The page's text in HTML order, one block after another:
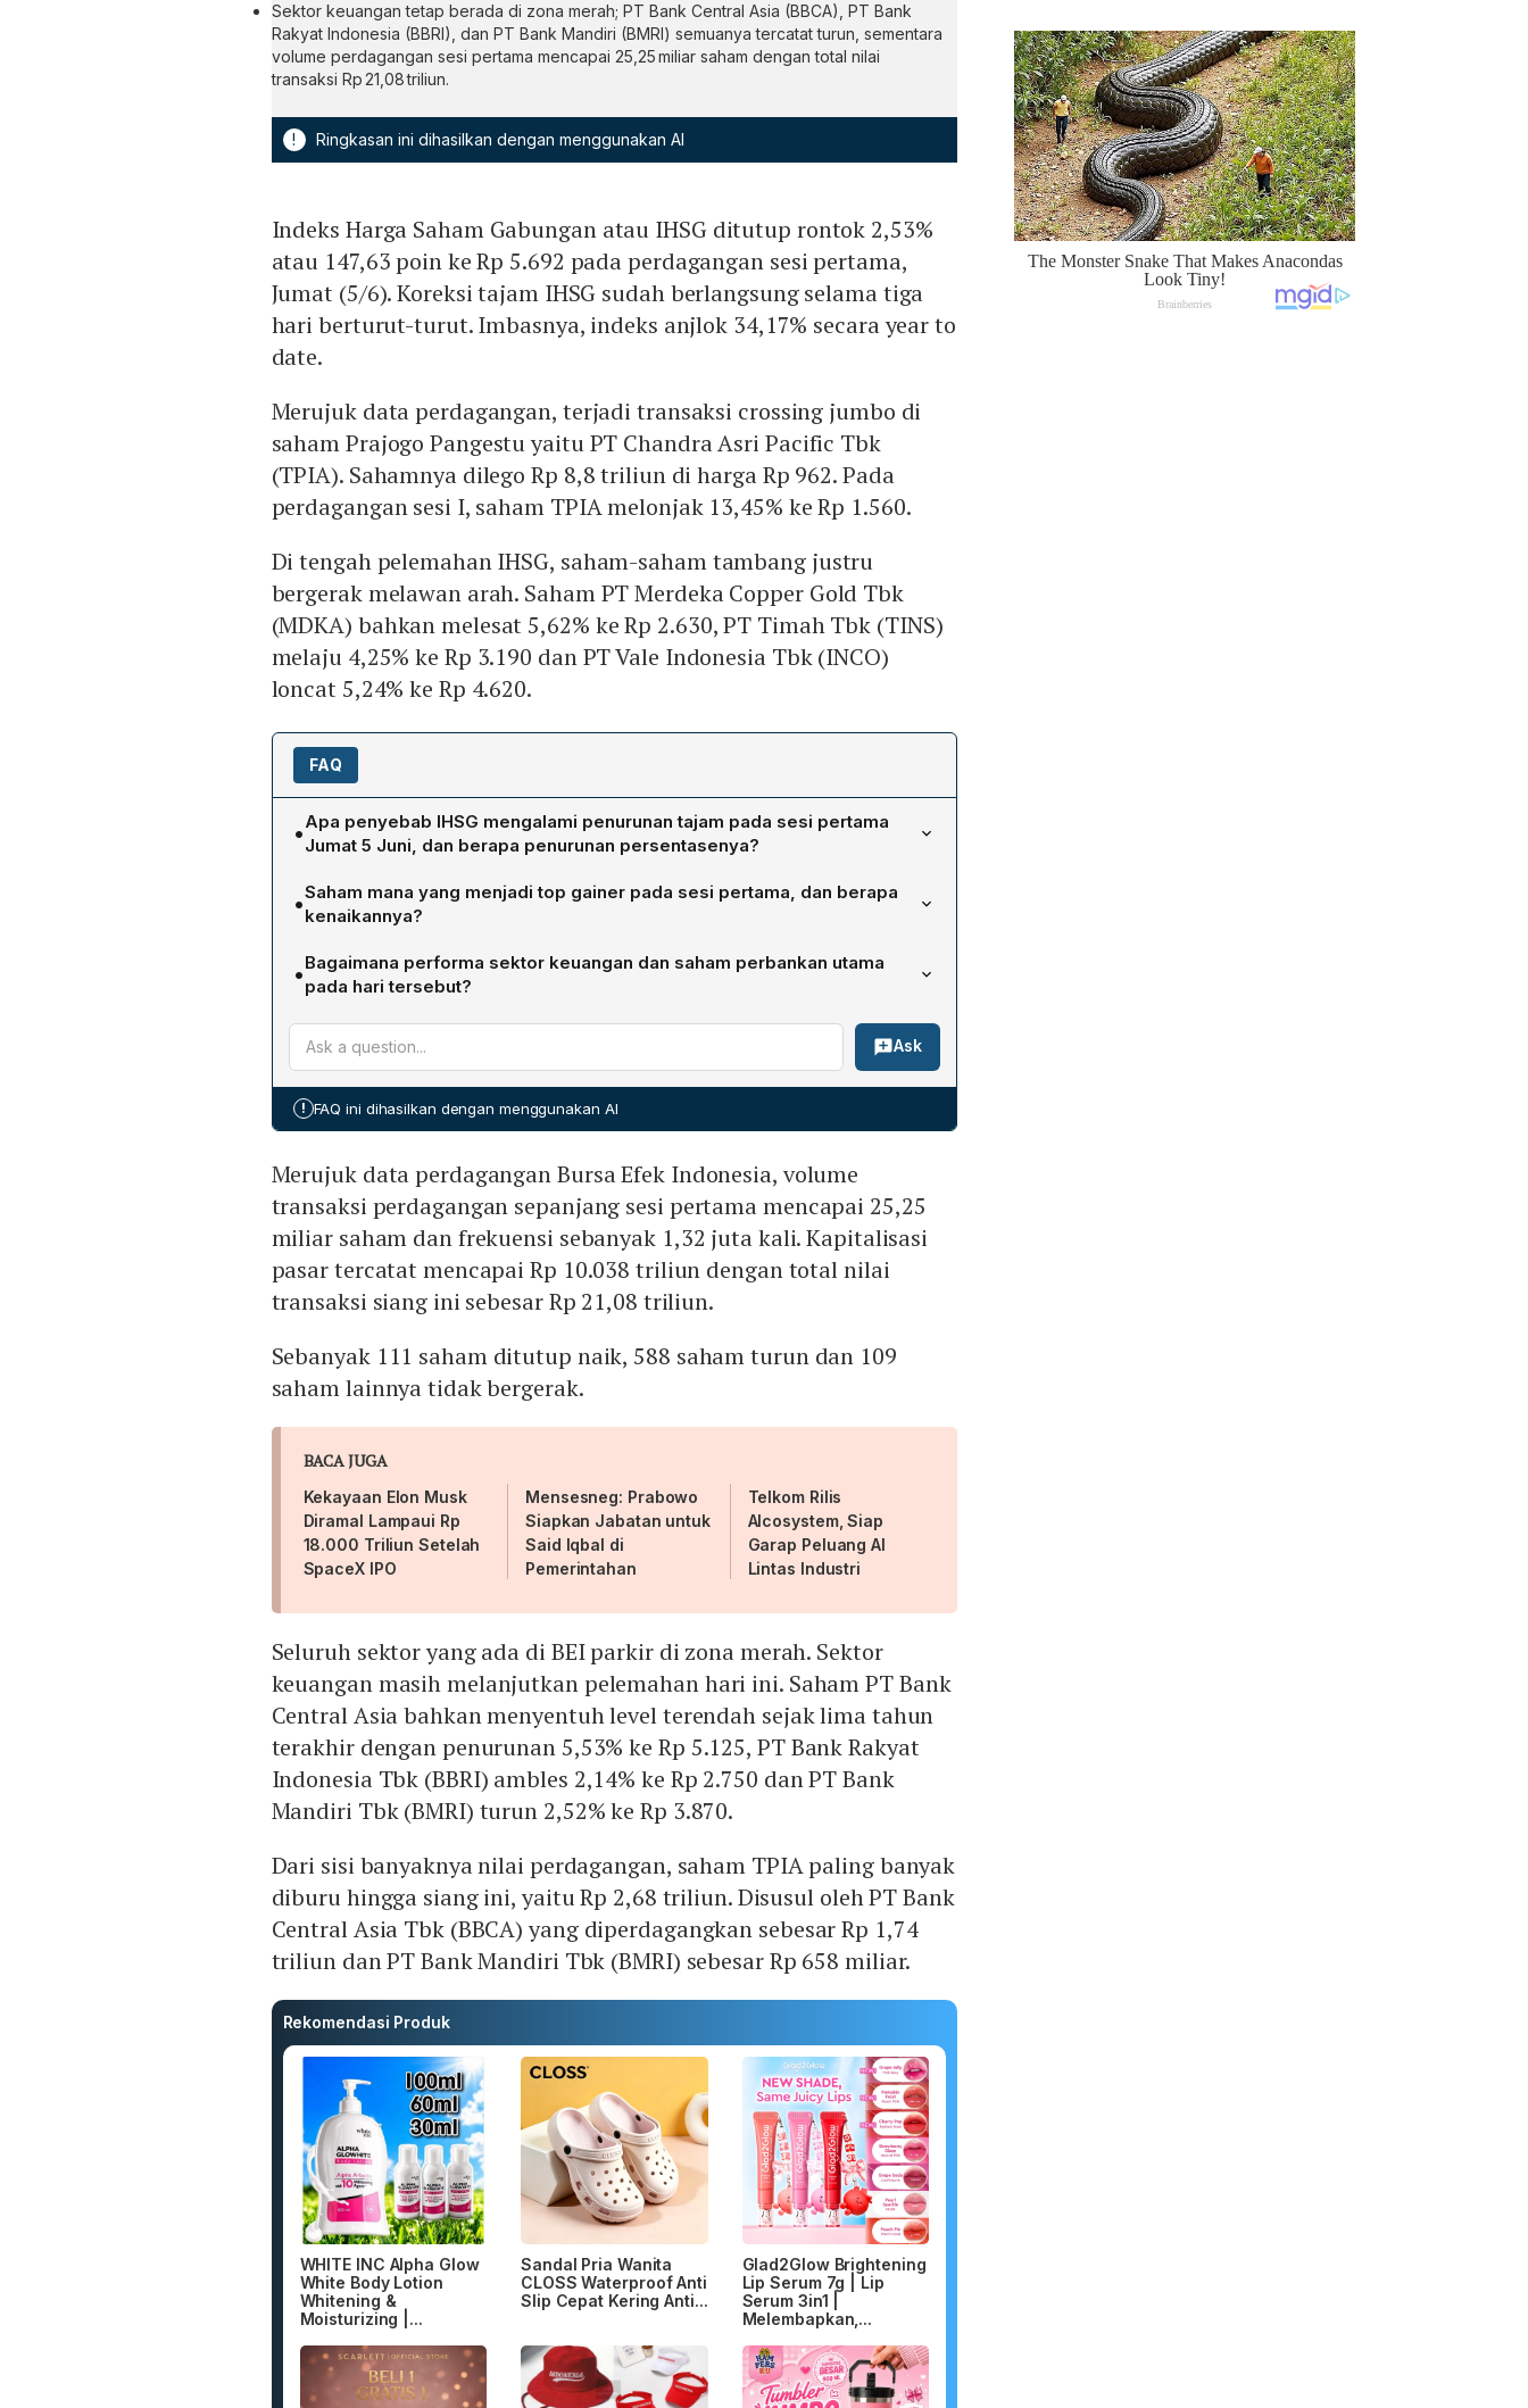
Sektor keuangan tetap berada di zona merah; PT Bank Central Asia (BBCA), PT Bank
Rakyat Indonesia (BBRI), dan PT Bank Mandiri (BMRI) semuanya tercatat turun, sementara
volume perdagangan sesi pertama mencapai 25,25 miliar saham dengan total nilai
transaksi Rp 21,08 triliun.
! Ringkasan ini dihasilkan dengan menggunakan AI
Indeks Harga Saham Gabungan atau IHSG ditutup rontok 2,53%
atau 147,63 poin ke Rp 5.692 pada perdagangan sesi pertama,
Jumat (5/6). Koreksi tajam IHSG sudah berlangsung selama tiga
hari berturut-turut. Imbasnya, indeks anjlok 34,17% secara year to
date.
Merujuk data perdagangan, terjadi transaksi crossing jumbo di
saham Prajogo Pangestu yaitu PT Chandra Asri Pacific Tbk
(TPIA). Sahamnya dilego Rp 8,8 triliun di harga Rp 962. Pada
perdagangan sesi I, saham TPIA melonjak 13,45% ke Rp 1.560.
Di tengah pelemahan IHSG, saham-saham tambang justru
bergerak melawan arah. Saham PT Merdeka Copper Gold Tbk
(MDKA) bahkan melesat 5,62% ke Rp 2.630, PT Timah Tbk (TINS)
melaju 4,25% ke Rp 3.190 dan PT Vale Indonesia Tbk (INCO)
loncat 5,24% ke Rp 4.620.
FAQ
•Apa penyebab IHSG mengalami penurunan tajam pada sesi pertama
Jumat 5 Juni, dan berapa penurunan persentasenya?
IHSG turun 2,53% (147,63 poin) menjadi Rp 5.692 karena koreksi tajam yang
berlangsung tiga hari berturut‑turut, menurunkan indeks secara year‑to‑date
sebesar 34,17%.
•Saham mana yang menjadi top gainer pada sesi pertama, dan berapa
kenaikannya?
PT Chandra Asri Pacific Tbk (TPIA) menjadi top gainer dengan kenaikan 13,45% ke
Rp 1.560; nilai transaksi sahamnya mencapai Rp 2,68 triliun, menjadikannya saham
•Bagaimana performa sektor keuangan dan saham perbankan utama
pada hari tersebut?
Seluruh sektor di BEI berada di zona merah. Saham perbankan turun, PT Bank
Central Asia (BBCA) turun 5,53% ke Rp 5.125 (level terendah lima tahun), PT Bank
Rakyat Indonesia (BBRI) turun 2,14% ke Rp 2.750, dan PT Bank Mandiri (BMRI) turun
Ask
! FAQ ini dihasilkan dengan menggunakan AI
Merujuk data perdagangan Bursa Efek Indonesia, volume
transaksi perdagangan sepanjang sesi pertama mencapai 25,25
miliar saham dan frekuensi sebanyak 1,32 juta kali. Kapitalisasi
pasar tercatat mencapai Rp 10.038 triliun dengan total nilai
transaksi siang ini sebesar Rp 21,08 triliun.
Sebanyak 111 saham ditutup naik, 588 saham turun dan 109
saham lainnya tidak bergerak.
BACA JUGA
Kekayaan Elon Musk
Diramal Lampaui Rp
18.000 Triliun Setelah
SpaceX IPO
Mensesneg: Prabowo
Siapkan Jabatan untuk
Said Iqbal di
Pemerintahan
Telkom Rilis
AIcosystem, Siap
Garap Peluang AI
Lintas Industri
Seluruh sektor yang ada di BEI parkir di zona merah. Sektor
keuangan masih melanjutkan pelemahan hari ini. Saham PT Bank
Central Asia bahkan menyentuh level terendah sejak lima tahun
terakhir dengan penurunan 5,53% ke Rp 5.125, PT Bank Rakyat
Indonesia Tbk (BBRI) ambles 2,14% ke Rp 2.750 dan PT Bank
Mandiri Tbk (BMRI) turun 2,52% ke Rp 3.870.
Dari sisi banyaknya nilai perdagangan, saham TPIA paling banyak
diburu hingga siang ini, yaitu Rp 2,68 triliun. Disusul oleh PT Bank
Central Asia Tbk (BBCA) yang diperdagangkan sebesar Rp 1,74
triliun dan PT Bank Mandiri Tbk (BMRI) sebesar Rp 658 miliar.
Rekomendasi Produk
WHITE INC Alpha Glow
White Body Lotion
Whitening &
Moisturizing |...
Sandal Pria Wanita
CLOSS Waterproof Anti
Slip Cepat Kering Anti...
Glad2Glow Brightening
Lip Serum 7g | Lip
Serum 3in1 |
Melembapkan,...